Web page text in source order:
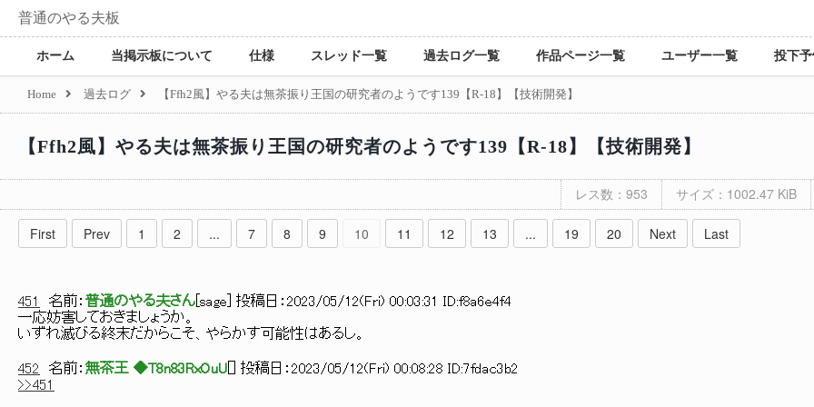
普通のやる夫板
ホーム 当掲示板について 仕様 スレッド一覧 過去ログ一覧 作品ページ一覧 ユーザー一覧 投下
Home 過去ログ 【Ffh2風】やる夫は無茶振り王国の研究者のようです139【R-18】【技術開発】
【Ffh2風】やる夫は無茶振り王国の研究者のようです139【R-18】【技術開発】
レス数：953 サイズ：1002.47 KiB
First Prev 1 2 ... 7 8 9 10 11 12 13 ... 19 20 Next Last
451 名前： 普通のやる夫さん sage ] 投稿日： 2023/05/12(Fri) 00:03:31 ID:f8a6e4f4
一応妨害しておきましょうか。
いずれ滅びる終末だからこそ、やらかす可能性はあるし。
452 名前： 無茶王 ◆T8n83RxOuU ] 投稿日： 2023/05/12(Fri) 00:08:28 ID:7fdac3b2
>>451